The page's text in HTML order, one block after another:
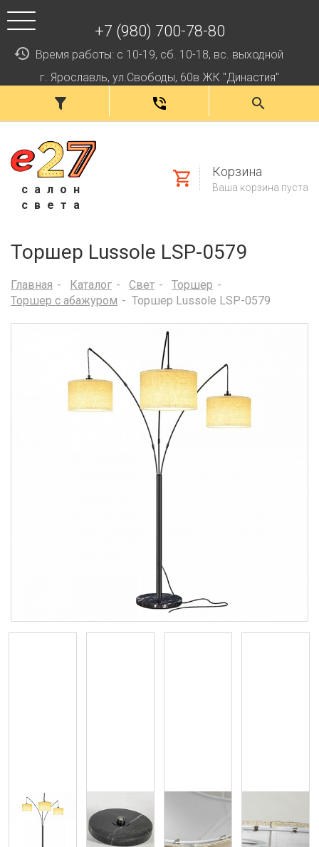
+7 (980) 700-78-80
Время работы: с 10-19, сб. 10-18, вс. выходной
г. Ярославль, ул.Свободы, 60в ЖК "Династия"
салон
света
Корзина
Ваша корзина пуста
Торшер Lussole LSP-0579
Главная Каталог Свет
Торшер
Торшер с абажуром
Торшер Lussole LSP-0579